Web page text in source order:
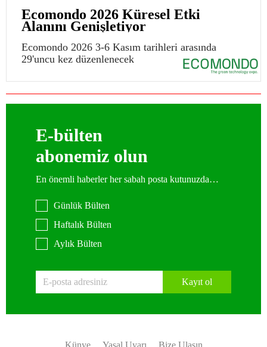
Ecomondo 2026 Küresel Etki
Alanını Genişletiyor
Ecomondo 2026 3-6 Kasım tarihleri arasında
29'uncu kez düzenlenecek
E-bülten
abonemiz olun
En önemli haberler her sabah posta kutunuzda…
Günlük Bülten
Haftalık Bülten
Aylık Bülten
Kayıt ol